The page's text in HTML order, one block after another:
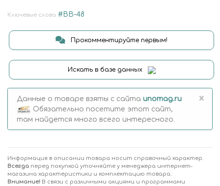
Ключевые слова #BB-48
Прокомментируйте первым!
Искать в базе данных
Данные о товаре взяты с сайта unomag.ru
Обязательно посетите этот сайт,
там найдется много всего интересного.
×
Информация в описании товара носит справочный характер.
Всегда перед покупкой уточняйте у менеджера интернет-
магазина характеристики и комплектацию товара.
Внимание! В связи с различными акциями и программами